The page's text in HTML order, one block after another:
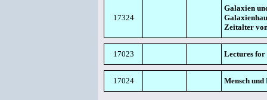
17324
Galaxien
Zeitalter
17023 Lectures for
17024 Mensch und